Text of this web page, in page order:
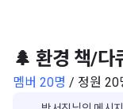
🌲 환경 책/다
멤버 20명 / 정원 20